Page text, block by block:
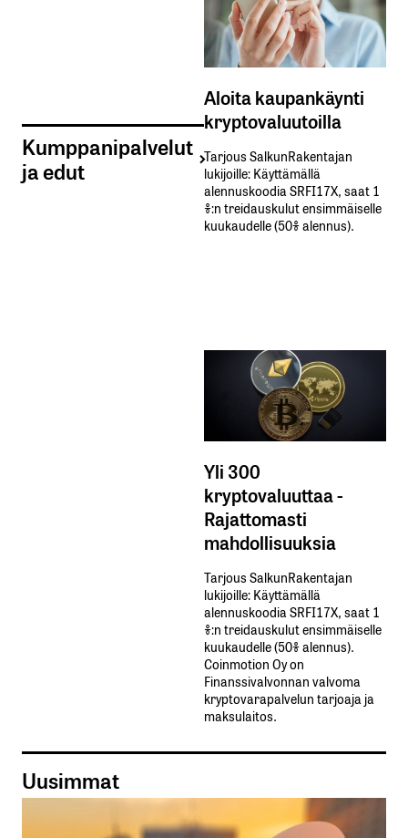
Kumppanipalvelut
ja edut
Aloita kaupankäynti
kryptovaluutoilla
Tarjous SalkunRakentajan
lukijoille: Käyttämällä​ ​
alennuskoodia​ ​SRFI17X,​ ​saat​ ​1
%:n treidauskulut​ ​ensimmäiselle​ ​
kuukaudelle​ ​(50%​ ​alennus).
Yli 300
kryptovaluuttaa -
Rajattomasti
mahdollisuuksia
Tarjous SalkunRakentajan
lukijoille: Käyttämällä​ ​
alennuskoodia​ ​SRFI17X,​ ​saat​ ​1
%:n treidauskulut​ ​ensimmäiselle​ ​
kuukaudelle​ ​(50%​ ​alennus).
Coinmotion Oy on
Finanssivalvonnan valvoma
kryptovarapalvelun tarjoaja ja
maksulaitos.
Uusimmat